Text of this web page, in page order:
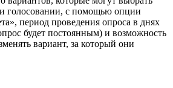
голосовании, с помощью опции
период проведения опроса в днях
будет постоянным) и возможность
вариант, за который они